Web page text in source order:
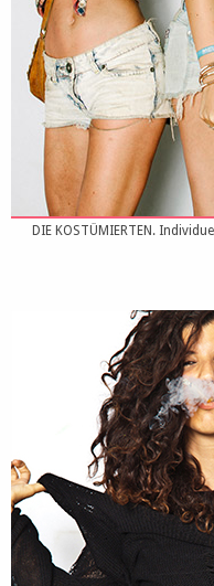
DIE KOSTÜMIERTEN.